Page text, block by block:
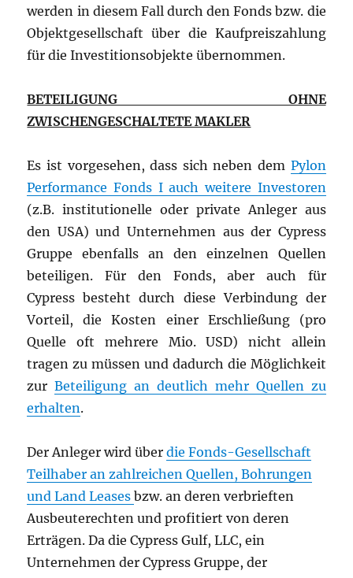
werden in diesem Fall durch den Fonds bzw. die
Objektgesellschaft über die Kaufpreiszahlung
für die Investitionsobjekte übernommen.
BETEILIGUNG OHNE
ZWISCHENGESCHALTETE MAKLER
Es ist vorgesehen, dass sich neben dem Pylon
Performance Fonds I auch weitere Investoren
(z.B. institutionelle oder private Anleger aus
den USA) und Unternehmen aus der Cypress
Gruppe ebenfalls an den einzelnen Quellen
beteiligen. Für den Fonds, aber auch für
Cypress besteht durch diese Verbindung der
Vorteil, die Kosten einer Erschließung (pro
Quelle oft mehrere Mio. USD) nicht allein
tragen zu müssen und dadurch die Möglichkeit
zurBeteiligung an deutlich mehr Quellen zu
erhalten.
Der Anleger wird überdie Fonds-Gesellschaft
Teilhaber an zahlreichen Quellen, Bohrungen
und Land Leasesbzw. an deren verbrieften
Ausbeuterechten und profitiert von deren
Erträgen. Da die Cypress Gulf, LLC, ein
Unternehmen der Cypress Gruppe, der